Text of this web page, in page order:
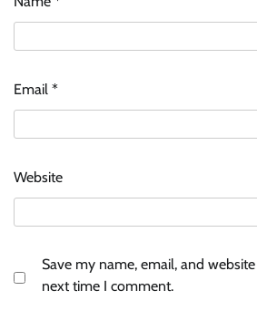
Email *
Website
Save my name, email, and
next time I comment.